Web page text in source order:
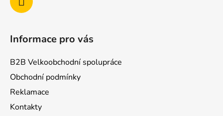
Informace pro vás
B2B Velkoobchodní spolupráce
Obchodní podmínky
Reklamace
Kontakty